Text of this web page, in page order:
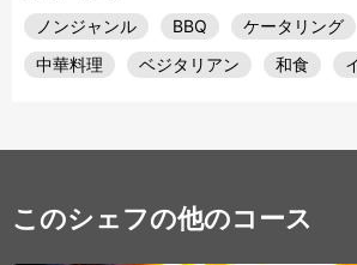
ノンジャンル
BBQ ケータリング
中華料理
ベジタリアン 和食
このシェフの他のコース